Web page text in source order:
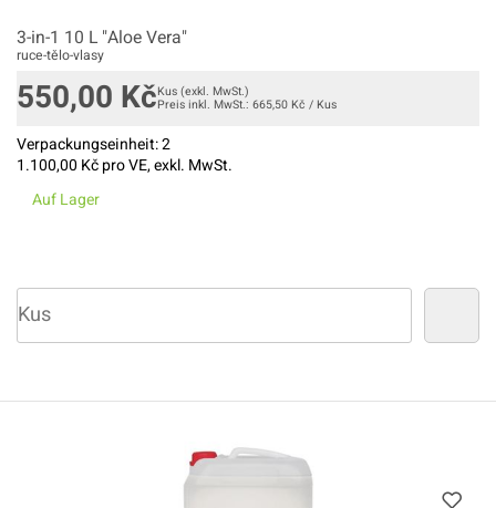
3-in-1 10 L "Aloe Vera"
ruce-tělo-vlasy
550,00 KčKus (exkl. MwSt.)
Preis inkl. MwSt.: 665,50 Kč / Kus
Verpackungseinheit:2
1.100,00 Kč pro VE, exkl. MwSt.
Auf Lager